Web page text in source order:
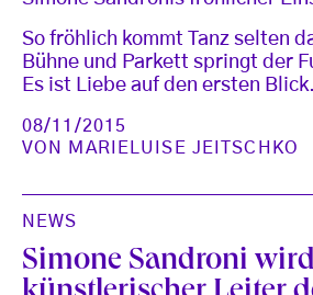
So fröhlich kommt Tanz selten
Bühne und Parkett springt der
Es ist Liebe auf den ersten Blick.
08/11/2015
VON MARIELUISE JEITSCHKO
NEWS
Simone Sandroni wird